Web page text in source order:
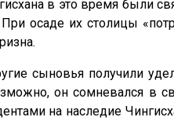
в это время были
осаде их столицы
сыновья получили
он сомневался в
на наследие